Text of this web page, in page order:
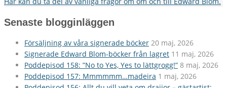
Senaste blogginläggen
Försäljning av våra signerade böcker 20 maj, 2026
Signerade Edward Blom-böcker från lagret 11 maj, 2026
Poddepisod 158: ”No to Yes, Yes to lättgrogg!” 8 maj, 2026
Poddepisod 157: Mmmmmm…madeira 1 maj, 2026